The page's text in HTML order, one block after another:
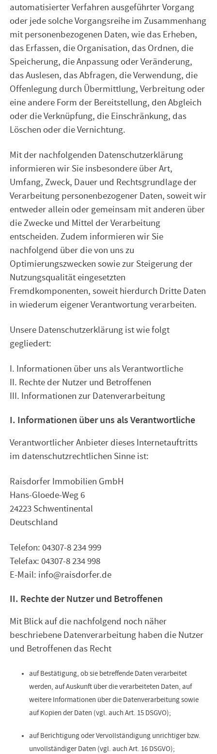
automatisierter Verfahren ausgeführter Vorgang
oder jede solche Vorgangsreihe im Zusammenhang
mit personenbezogenen Daten, wie das Erheben,
das Erfassen, die Organisation, das Ordnen, die
Speicherung, die Anpassung oder Veränderung,
das Auslesen, das Abfragen, die Verwendung, die
Offenlegung durch Übermittlung, Verbreitung oder
eine andere Form der Bereitstellung, den Abgleich
oder die Verknüpfung, die Einschränkung, das
Löschen oder die Vernichtung.
Mit der nachfolgenden Datenschutzerklärung
informieren wir Sie insbesondere über Art,
Umfang, Zweck, Dauer und Rechtsgrundlage der
Verarbeitung personenbezogener Daten, soweit wir
entweder allein oder gemeinsam mit anderen über
die Zwecke und Mittel der Verarbeitung
entscheiden. Zudem informieren wir Sie
nachfolgend über die von uns zu
Optimierungszwecken sowie zur Steigerung der
Nutzungsqualität eingesetzten
Fremdkomponenten, soweit hierdurch Dritte Daten
in wiederum eigener Verantwortung verarbeiten.
Unsere Datenschutzerklärung ist wie folgt
gegliedert:
I. Informationen über uns als Verantwortliche
II. Rechte der Nutzer und Betroffenen
III. Informationen zur Datenverarbeitung
I. Informationen über uns als Verantwortliche
Verantwortlicher Anbieter dieses Internetauftritts
im datenschutzrechtlichen Sinne ist:
Raisdorfer Immobilien GmbH
Hans-Gloede-Weg 6
24223 Schwentinental
Deutschland
Telefon: 04307-8 234 999
Telefax: 04307-8 234 998
E-Mail: info@raisdorfer.de
II. Rechte der Nutzer und Betroffenen
Mit Blick auf die nachfolgend noch näher
beschriebene Datenverarbeitung haben die Nutzer
und Betroffenen das Recht
auf Bestätigung, ob sie betreffende Daten verarbeitet
werden, auf Auskunft über die verarbeiteten Daten, auf
weitere Informationen über die Datenverarbeitung sowie
auf Kopien der Daten (vgl. auch Art. 15 DSGVO);
auf Berichtigung oder Vervollständigung unrichtiger bzw.
unvollständiger Daten (vgl. auch Art. 16 DSGVO);